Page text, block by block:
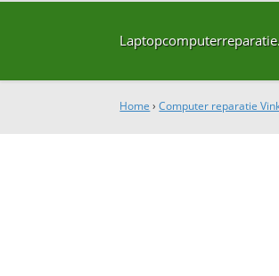
Home ›Computer reparatie